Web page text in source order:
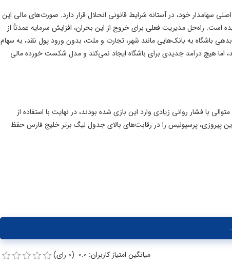
تومانی به بانک‌های اصلی سهامدار خود، در آستانه شرایط قانونی انحلال قرار دارد. صورت‌های مالی این
آن به رقم ۱۶۰۰ میلیارد تومان رسیده است. راه‌حل مدیریت فعلی برای خروج از این بحران، افزایش سرمایه عمدتاً از
باشگاه به بانک‌هایی مانند شهر، تجارت و ملت، بدون ورود پول نقد، به سهام
اما هیچ درآمد جدیدی برای باشگاه ایجاد نمی‌کند و مدل شکست خورده مالی
با فشار روانی زیادی وارد این بازی شده بودند، در نهایت با استفاده از
پیروزی، پرسپولیس را در رقابت‌های بالای جدول لیگ برتر خلیج فارس حفظ
میانگین امتیاز کاربران: 0.0 (0 رای)